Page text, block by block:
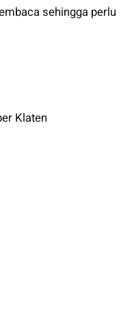
sehingga perlu
Klaten